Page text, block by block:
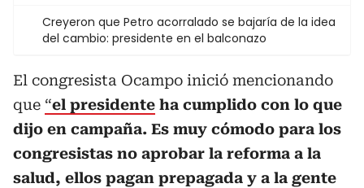
Creyeron que Petro acorralado se bajaría de la idea
del cambio: presidente en el balconazo
El congresista Ocampo inició mencionando
que “el presidente ha cumplido con lo que
dijo en campaña. Es muy cómodo para los
congresistas no aprobar la reforma a la
salud, ellos pagan prepagada y a la gente